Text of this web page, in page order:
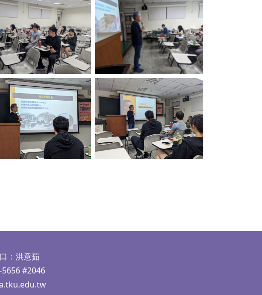
No Caption No Caption
No Caption No Caption
：洪意茹
#2046